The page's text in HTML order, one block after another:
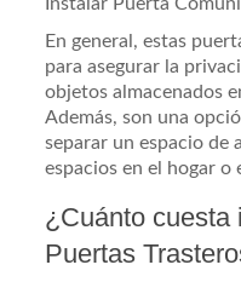
En general, estas
para asegurar la
objetos almacenados
Además, son una
separar un espacio de
espacios en el hogar o
¿Cuánto cuesta
Puertas